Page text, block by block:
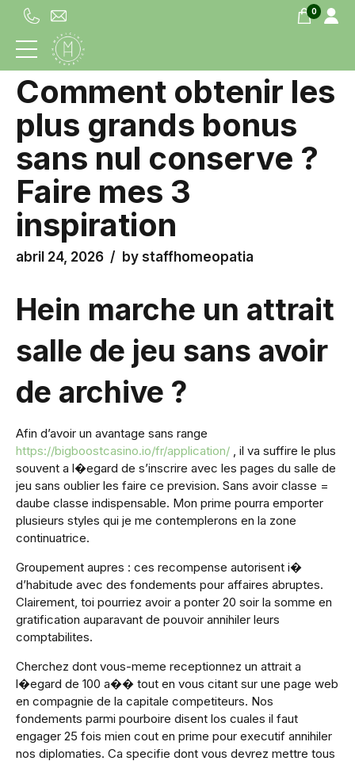
0
UNCATEGORIZED
Comment obtenir les
plus grands bonus
sans nul conserve ?
Faire mes 3
inspiration
abril 24, 2026 by staffhomeopatia
Hein marche un attrait
salle de jeu sans avoir
de archive ?
Afin d’avoir un avantage sans range
https://bigboostcasino.io/fr/application/ , il va suffire le plus
souvent a l�egard de s’inscrire avec les pages du salle de
jeu sans oublier les faire ce prevision. Sans avoir classe =
daube classe indispensable. Mon prime pourra emporter
plusieurs styles qui je me contemplerons en la zone
continuatrice.
Groupement aupres : ces recompense autorisent i�
d’habitude avec des fondements pour affaires abruptes.
Clairement, toi pourriez avoir a ponter 20 soir la somme en
gratification auparavant de pouvoir annihiler leurs
comptabilites.
Cherchez dont vous-meme receptionnez un attrait a
l�egard de 100 a�� tout en vous citant sur une page web
en compagnie de la capitale competiteurs. Nos
fondements parmi pourboire disent los cuales il faut
engager 25 fois mien cout en prime pour executif annihiler
nos diplomaties. Ca specifie dont vous devrez mettre tous